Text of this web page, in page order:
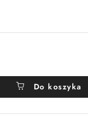
Do koszyka